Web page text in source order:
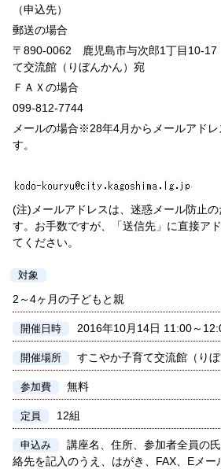
（申込先）
郵送の場合
〒890-0062 鹿児島市与次郎1丁目10-
て交流館（りぼんかん）宛
ＦＡＸの場合
099-812-7744
メールの場合※28年4月からメールアドレ
す。
(注)メールアドレスは、迷惑メール防止
す。お手数ですが、「送信先」に直接ア
てください。
対象
2～4ヶ月の子どもと親
開催日時 2016年10月14日 11:00～
開催場所 すこやか子育て交流館（りぼ
参加費 無料
定員 12組
申込み
講座名、住所、参加者全員の
絡先を記入のうえ、はがき、FAX、Eメ